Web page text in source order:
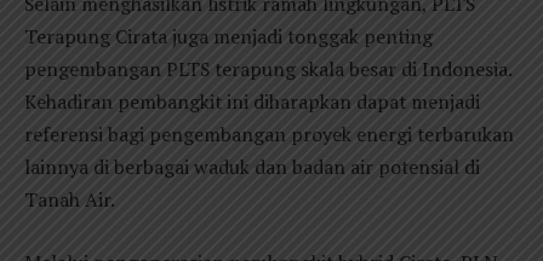
Terapung Cirata juga menjadi tonggak penting
pengembangan PLTS terapung skala besar di Indonesia.
Kehadiran pembangkit ini diharapkan dapat menjadi
referensi bagi pengembangan proyek energi terbarukan
lainnya di berbagai waduk dan badan air potensial di
Tanah Air.